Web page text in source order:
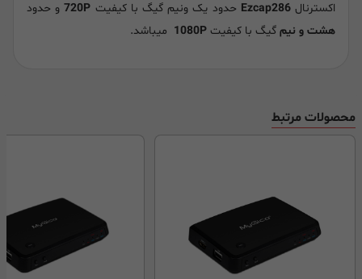
اکسترنالEzcap286 حدود یک ونیم گیگ با کیفیت
و حدود
هشت و نیم گیگ با کیفیت 1080P میباشد.
محصولات مرتبط